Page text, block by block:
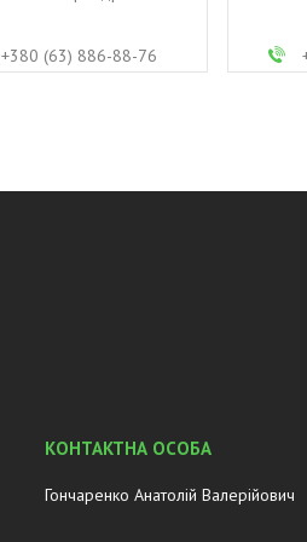
+380 (63) 886-88-76
Гончаренко Анатолій Валерійович